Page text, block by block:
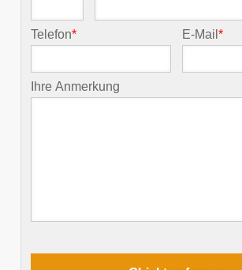
Telefon* E-Mail*
Ihre Anmerkung